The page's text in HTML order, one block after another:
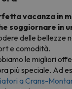
vacanza in
soggiornare in
delle bellezze
e comodità.
le migliori
più speciale. Ad
a Crans-